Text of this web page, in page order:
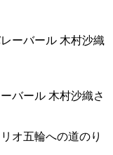
バール 木村沙織さ
オ五輪への道のり